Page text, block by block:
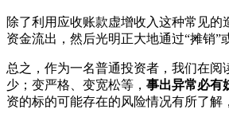
除了利用应收账款虚增收入这种常见
资金流出，然后光明正大地通过“摊销”
总之，作为一名普通投资者，我们在
少；变严格、变宽松等， 事出异常必有
资的标的可能存在的风险情况有所了解